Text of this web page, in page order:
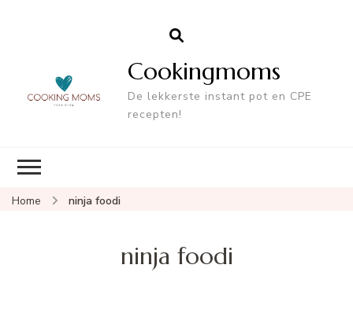
Cookingmoms
De lekkerste instant pot en CPE
recepten!
Home ninja foodi
ninja foodi